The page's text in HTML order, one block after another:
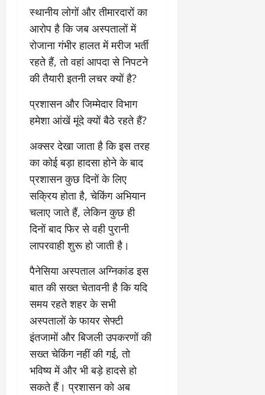
​स्थानीय लोगों और तीमारदारों का
आरोप है कि जब अस्पतालों में
रोजाना गंभीर हालत में मरीज भर्ती
रहते हैं, तो वहां आपदा से निपटने
की तैयारी इतनी लचर क्यों है?
प्रशासन और जिम्मेदार विभाग
हमेशा आंखें मूंदे क्यों बैठे रहते हैं?
अक्सर देखा जाता है कि इस तरह
का कोई बड़ा हादसा होने के बाद
प्रशासन कुछ दिनों के लिए
सक्रिय होता है, चेकिंग अभियान
चलाए जाते हैं, लेकिन कुछ ही
दिनों बाद फिर से वही पुरानी
लापरवाही शुरू हो जाती है।
​पैनेसिया अस्पताल अग्निकांड इस
बात की सख्त चेतावनी है कि यदि
समय रहते शहर के सभी
अस्पतालों के फायर सेफ्टी
इंतजामों और बिजली उपकरणों की
सख्त चेकिंग नहीं की गई, तो
भविष्य में और भी बड़े हादसे हो
सकते हैं। प्रशासन को अब